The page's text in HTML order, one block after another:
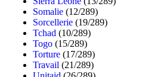
Somalie (12/289)
Sorcellerie (19/289)
Tchad (10/289)
Togo (15/289)
Torture (17/289)
Travail (21/289)